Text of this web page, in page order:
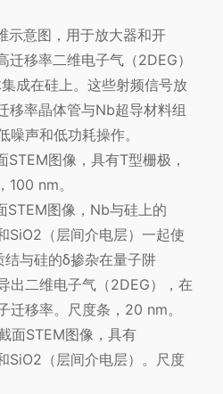
示意图，用于放大器和开
迁移率二维电子气（2DEG）
成在硅上。这些射频信号放
移率晶体管与Nb超导材料组
声和低功耗操作。
STEM图像，具有T型栅极，
nm。
STEM图像，Nb与硅上的
SiO2（层间介电层）一起使
与硅的δ掺杂在量子阱
出二维电子气（2DEG），在
迁移率。尺度条，20 nm。
面STEM图像，具有
SiO2（层间介电层）。尺度